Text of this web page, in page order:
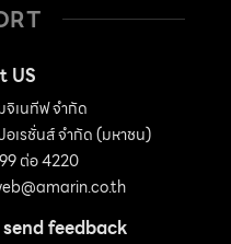
US
จิเนทีฟ จำกัด
อเรชั่นส์ จำกัด (มหาชน)
ต่อ 4220
feedback